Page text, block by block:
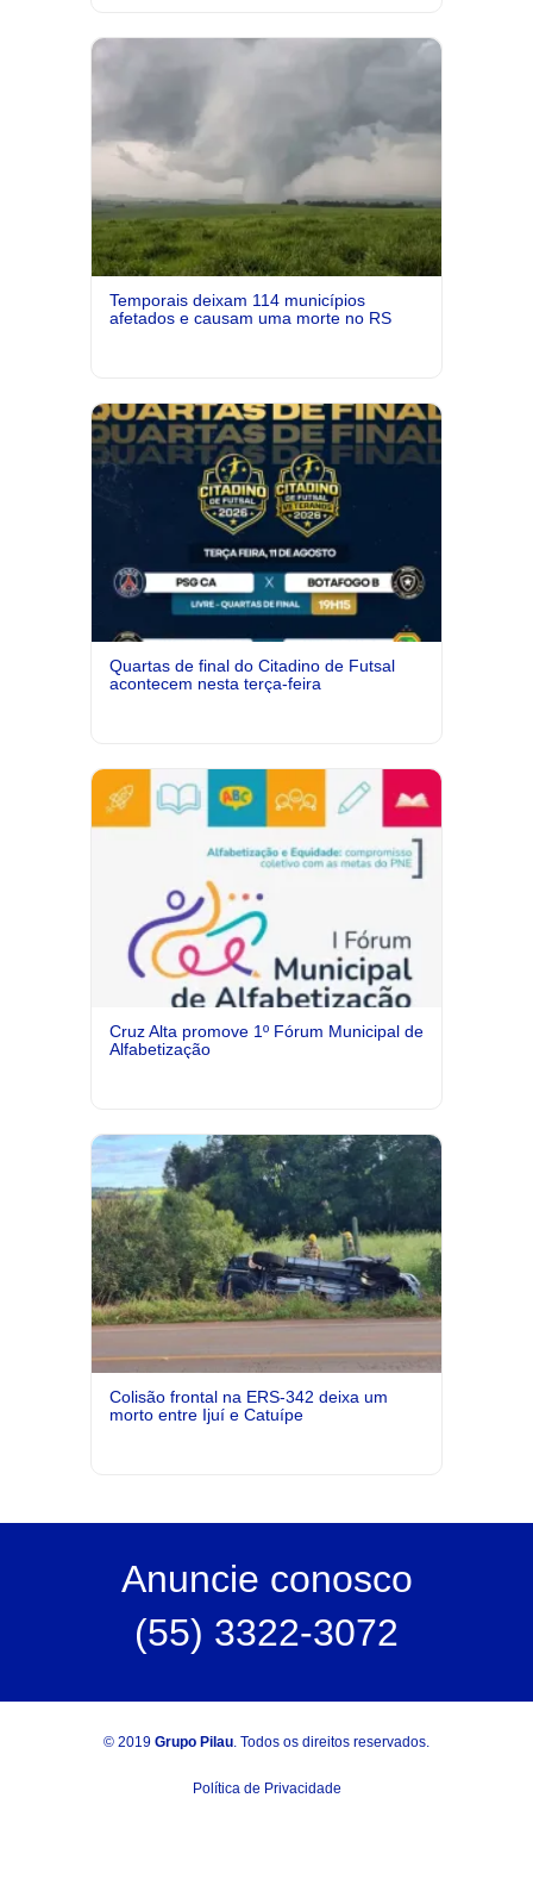
Temporais deixam 114 municípios
afetados e causam uma morte no RS
Quartas de final do Citadino de Futsal
acontecem nesta terça-feira
Cruz Alta promove 1º Fórum Municipal de
Alfabetização
Colisão frontal na ERS-342 deixa um
morto entre Ijuí e Catuípe
Anuncie conosco
(55) 3322-3072
© 2019 Grupo Pilau. Todos os direitos reservados.
Política de Privacidade